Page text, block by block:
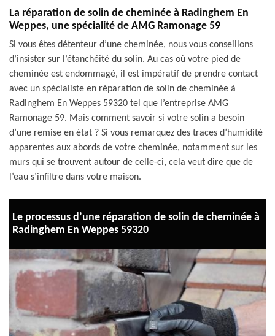
La réparation de solin de cheminée à Radinghem En
Weppes, une spécialité de AMG Ramonage 59
Si vous êtes détenteur d’une cheminée, nous vous conseillons
d’insister sur l’étanchéité du solin. Au cas où votre pied de
cheminée est endommagé, il est impératif de prendre contact
avec un spécialiste en réparation de solin de cheminée à
Radinghem En Weppes 59320 tel que l’entreprise AMG
Ramonage 59. Mais comment savoir si votre solin a besoin
d’une remise en état ? Si vous remarquez des traces d’humidité
apparentes aux abords de votre cheminée, notamment sur les
murs qui se trouvent autour de celle-ci, cela veut dire que de
l’eau s’infiltre dans votre maison.
Le processus d’une réparation de solin de cheminée à
Radinghem En Weppes 59320